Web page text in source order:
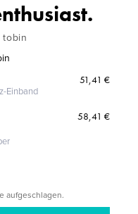
tobin
Einband
51,41 €
58,41 €
aufgeschlagen.